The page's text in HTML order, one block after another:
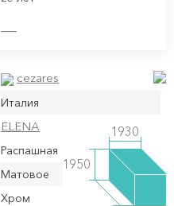
cezares
Италия
ELENA
Распашная
Матовое
Хром
1950
1930